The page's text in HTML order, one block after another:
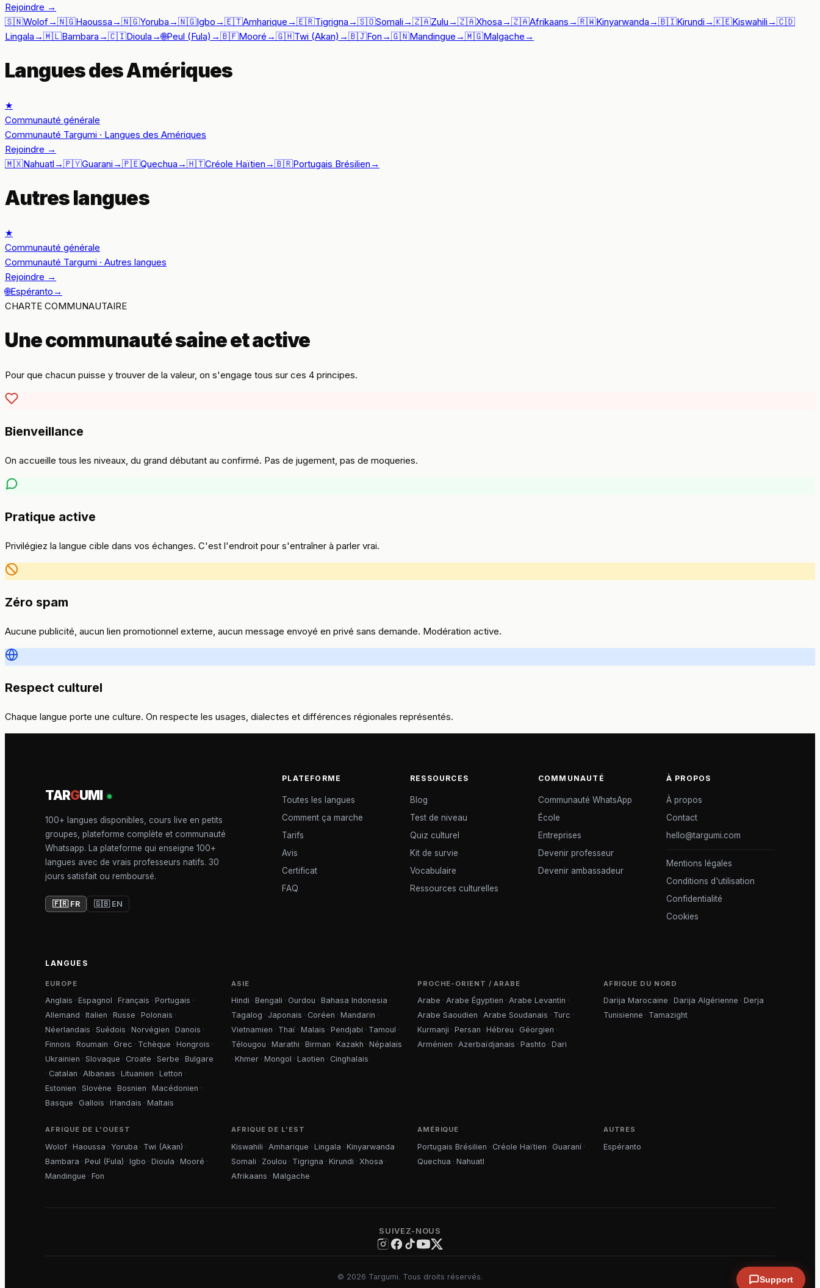
Rejoindre →
🇸🇳Wolof→🇳🇬Haoussa →🇳🇬Yoruba →🇳🇬Igbo →🇪🇹Amharique →🇪🇷Tigrigna →🇸🇴Somali →🇿🇦Zulu →🇿🇦Xhosa →🇿🇦Afrikaans →🇷🇼Kinyarwanda →🇧🇮Kirundi →🇰🇪Kiswahili →🇨🇩
Lingala →🇲🇱Bambara →🇨🇮Dioula →🌐Peul (Fula) →🇧🇫Mooré →🇬🇭Twi (Akan) →🇧🇯Fon →🇬🇳Mandingue →🇲🇬Malgache →
Langues des Amériques
★
Communauté générale
Communauté Targumi · Langues des Amériques
Rejoindre →
🇲🇽Nahuatl →🇵🇾Guarani →🇵🇪Quechua →🇭🇹Créole Haïtien →🇧🇷Portugais Brésilien →
Autres langues
★
Communauté générale
Communauté Targumi · Autres langues
Rejoindre →
🌐Espéranto →
CHARTE COMMUNAUTAIRE
Une communauté saine et active
Pour que chacun puisse y trouver de la valeur, on s'engage tous sur ces 4 principes.
Bienveillance
On accueille tous les niveaux, du grand débutant au confirmé. Pas de jugement, pas de moqueries.
Pratique active
Privilégiez la langue cible dans vos échanges. C'est l'endroit pour s'entraîner à parler vrai.
Zéro spam
Aucune publicité, aucun lien promotionnel externe, aucun message envoyé en privé sans demande. Modération active.
Respect culturel
Chaque langue porte une culture. On respecte les usages, dialectes et différences régionales représentés.
TARGUMI
100+ langues disponibles, cours live en petits
groupes, plateforme complète et communauté
Whatsapp. La plateforme qui enseigne 100+
langues avec de vrais professeurs natifs. 30
jours satisfait ou remboursé.
🇫🇷 FR 🇬🇧 EN
PLATEFORME
Toutes les langues
Comment ça marche
Tarifs
Avis
Certificat
FAQ
RESSOURCES
Blog
Test de niveau
Quiz culturel
Kit de survie
Vocabulaire
Ressources culturelles
COMMUNAUTÉ
Communauté WhatsApp
École
Entreprises
Devenir professeur
Devenir ambassadeur
À PROPOS
À propos
Contact
hello@targumi.com
Mentions légales
Conditions d'utilisation
Confidentialité
Cookies
LANGUES
EUROPE
Anglais ·Espagnol ·Français ·Portugais ·
Allemand ·Italien ·Russe ·Polonais ·
Néerlandais ·Suédois ·Norvégien ·Danois ·
Finnois ·Roumain · Grec · Tchèque ·Hongrois ·
Ukrainien ·Slovaque · Croate ·Serbe ·Bulgare
· Catalan ·Albanais ·Lituanien ·Letton ·
Estonien ·Slovène ·Bosnien ·Macédonien ·
Basque · Gallois ·Irlandais ·Maltais
ASIE
Hindi ·Bengali · Ourdou ·Bahasa Indonesia ·
Tagalog · Japonais · Coréen ·Mandarin ·
Vietnamien · Thaï ·Malais ·Pendjabi · Tamoul ·
Télougou ·Marathi ·Birman ·Kazakh ·Népalais
·Khmer ·Mongol ·Laotien · Cinghalais
PROCHE-ORIENT / ARABE
Arabe · Arabe Égyptien · Arabe Levantin ·
Arabe Saoudien · Arabe Soudanais · Turc ·
Kurmanji · Persan · Hébreu · Géorgien ·
Arménien · Azerbaïdjanais · Pashto · Dari
AFRIQUE DU NORD
Darija Marocaine · Darija Algérienne · Derja
Tunisienne · Tamazight
AFRIQUE DE L'OUEST
Wolof ·Haoussa ·Yoruba · Twi (Akan) ·
Bambara ·Peul (Fula) ·Igbo ·Dioula ·Mooré ·
Mandingue ·Fon
AFRIQUE DE L'EST
Kiswahili · Amharique ·Lingala ·Kinyarwanda ·
Somali · Zoulou · Tigrigna ·Kirundi · Xhosa ·
Afrikaans ·Malgache
AMÉRIQUE
Portugais Brésilien · Créole Haïtien · Guaraní·
Quechua · Nahuatl
AUTRES
Espéranto
SUIVEZ-NOUS
© 2026 Targumi. Tous droits réservés. Support